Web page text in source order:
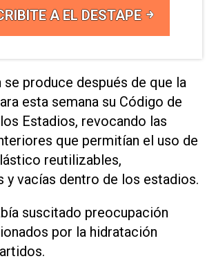
A EL DESTAPE
se produce ​después ‌de que la
esta semana su Código de
Estadios, revocando las
que permitían el uso ⁠de
reutilizables,
y vacías dentro de los estadios.
suscitado preocupación
por la hidratación